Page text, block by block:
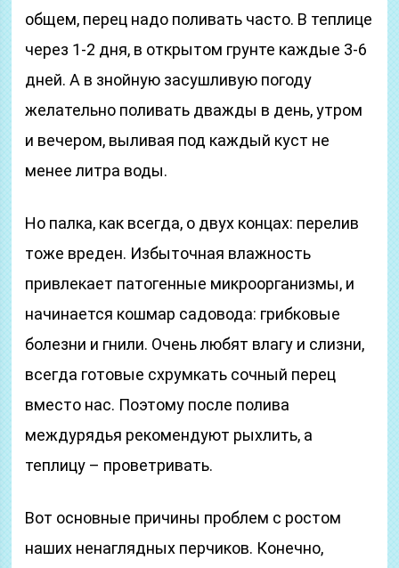
общем, перец надо поливать часто. В теплице
через 1-2 дня, в открытом грунте каждые 3-6
дней. А в знойную засушливую погоду
желательно поливать дважды в день, утром
и вечером, выливая под каждый куст не
менее литра воды.
Но палка, как всегда, о двух концах: перелив
тоже вреден. Избыточная влажность
привлекает патогенные микроорганизмы, и
начинается кошмар садовода: грибковые
болезни и гнили. Очень любят влагу и слизни,
всегда готовые схрумкать сочный перец
вместо нас. Поэтому после полива
междурядья рекомендуют рыхлить, а
теплицу – проветривать.
Вот основные причины проблем с ростом
наших ненаглядных перчиков. Конечно,